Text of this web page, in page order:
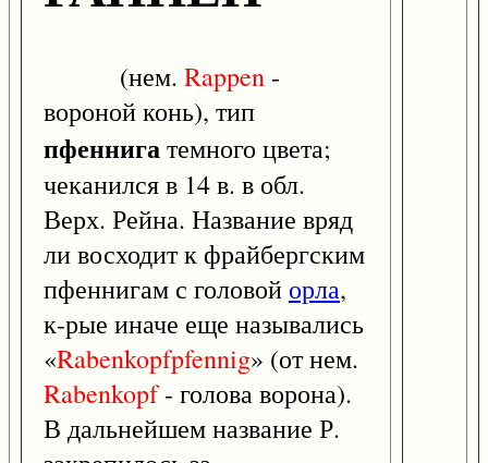
(нем. Rappen -
вороной конь), тип
пфеннигатемного цвета;
чеканился в 14 в. в обл.
Верх. Рейна. Название вряд
ли восходит к фрайбергским
пфеннигам с головой орла,
к-рые иначе еще назывались
«Rabenkopfpfennig» (от нем.
Rabenkopf- голова ворона).
В дальнейшем название Р.